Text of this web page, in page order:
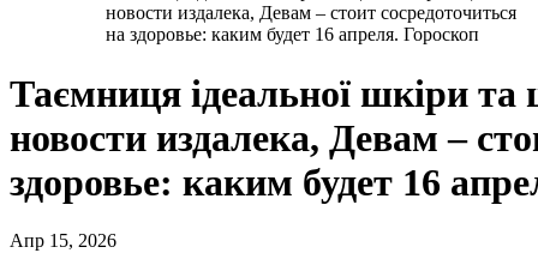
новости издалека, Девам – стоит сосредоточиться
на здоровье: каким будет 16 апреля. Гороскоп
Таємниця ідеальної шкіри
новости издалека, Девам –
здоровье: каким будет 16
Апр 15, 2026